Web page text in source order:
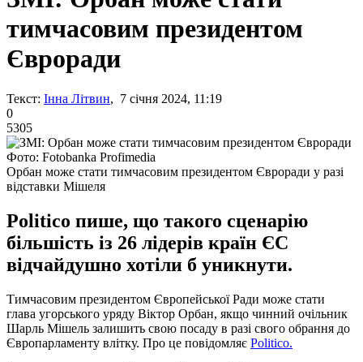
тимчасовим президентом
Євроради
Текст: Інна Літвин, 7 січня 2024, 11:19
0
5305
Фото: Fotobanka Profimedia
Орбан може стати тимчасовим президентом Євроради у разі
відставки Мішеля
Politico пише, що такого сценарію
більшість із 26 лідерів країн ЄС
відчайдушно хотіли б уникнути.
Тимчасовим президентом Європейської Ради може стати
глава угорського уряду Віктор Орбан, якщо чинний очільник
Шарль Мішель залишить свою посаду в разі свого обрання до
Європарламенту влітку. Про це повідомляє Politico.